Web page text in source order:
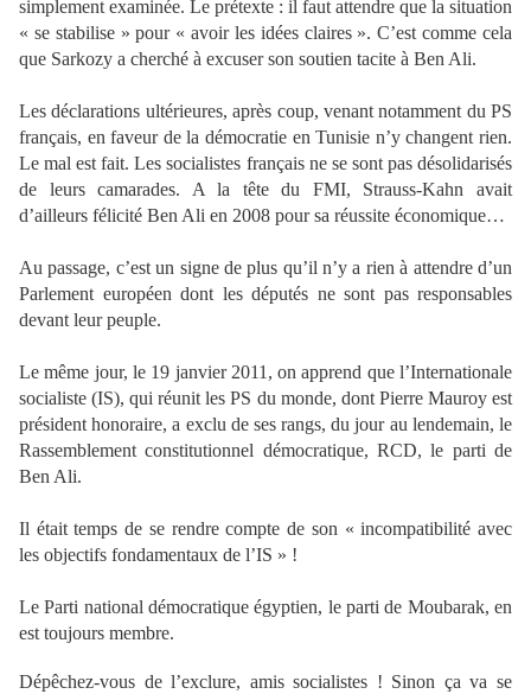
simplement examinée. Le prétexte : il faut attendre que la situation
« se stabilise » pour « avoir les idées claires ». C’est comme cela
que Sarkozy a cherché à excuser son soutien tacite à Ben Ali.
Les déclarations ultérieures, après coup, venant notamment du PS
français, en faveur de la démocratie en Tunisie n’y changent rien.
Le mal est fait. Les socialistes français ne se sont pas désolidarisés
de leurs camarades. A la tête du FMI, Strauss-Kahn avait
d’ailleurs félicité Ben Ali en 2008 pour sa réussite économique…
Au passage, c’est un signe de plus qu’il n’y a rien à attendre d’un
Parlement européen dont les députés ne sont pas responsables
devant leur peuple.
Le même jour, le 19 janvier 2011, on apprend que l’Internationale
socialiste (IS), qui réunit les PS du monde, dont Pierre Mauroy est
président honoraire, a exclu de ses rangs, du jour au lendemain, le
Rassemblement constitutionnel démocratique, RCD, le parti de
Ben Ali.
Il était temps de se rendre compte de son « incompatibilité avec
les objectifs fondamentaux de l’IS » !
Le Parti national démocratique égyptien, le parti de Moubarak, en
est toujours membre.
Dépêchez-vous de l’exclure, amis socialistes ! Sinon ça va se